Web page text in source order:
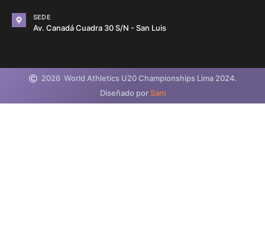
SEDE
Av. Canadá Cuadra 30 S/N - San Luis
2026 World Athletics U20 Championships Lima 2024.
Diseñado por Sam